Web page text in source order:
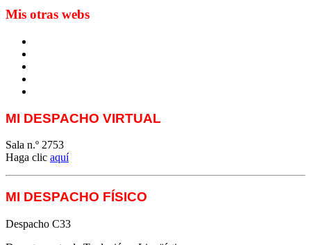
Mis otras webs
MI DESPACHO VIRTUAL
Sala n.º 2753
Haga clic aquí
MI DESPACHO FÍSICO
Despacho C33